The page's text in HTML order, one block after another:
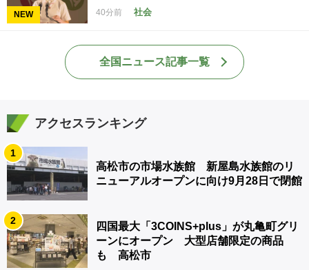
NEW 40分前 社会
全国ニュース記事一覧
アクセスランキング
1
高松市の市場水族館 新屋島水族館のリ
ニューアルオープンに向け9月28日で閉館
2
四国最大「3COINS+plus」が丸亀町グリ
ーンにオープン 大型店舗限定の商品
も 高松市